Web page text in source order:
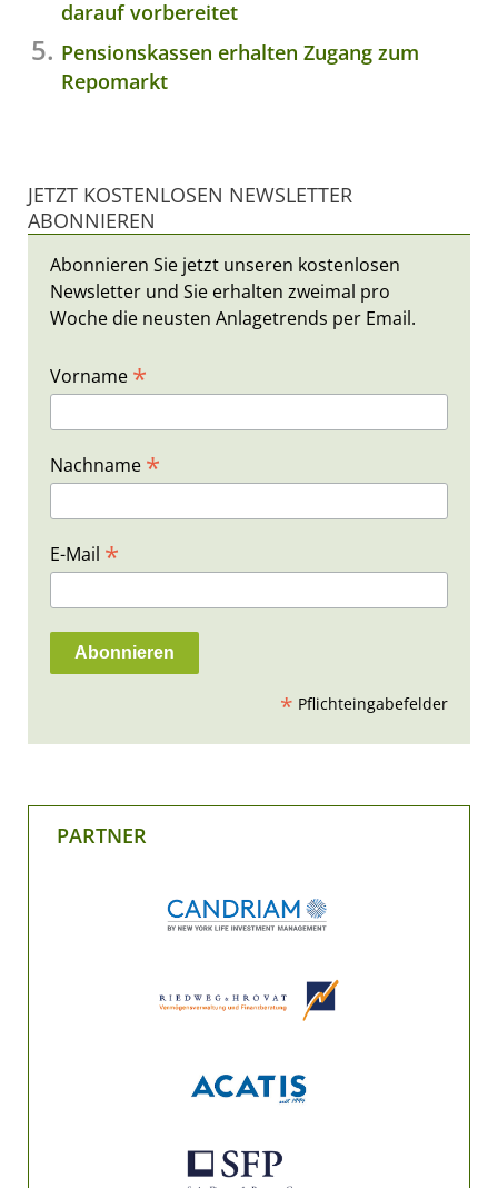
darauf vorbereitet
Pensionskassen erhalten Zugang zum
Repomarkt
JETZT KOSTENLOSEN NEWSLETTER
ABONNIEREN
Abonnieren Sie jetzt unseren kostenlosen
Newsletter und Sie erhalten zweimal pro
Woche die neusten Anlagetrends per Email.
Vorname *
Nachname *
E-Mail *
* Pflichteingabefelder
PARTNER